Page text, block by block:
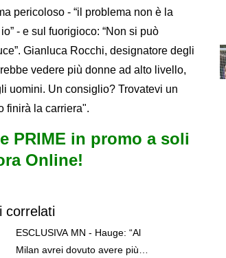
pericoloso - “il problema non è la
- e sul fuorigioco: “Non si può
Gianluca Rocchi, designatore degli
vedere più donne ad alto livello,
uomini. Un consiglio? Trovatevi un
finirà la carriera".
PRIME in promo a soli
Online!
correlati
ESCLUSIVA MN - Hauge: “Al
Milan avrei dovuto avere più